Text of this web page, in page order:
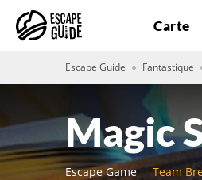
Carte
Escape Guide Fantastique
Escape Game Team
Magic